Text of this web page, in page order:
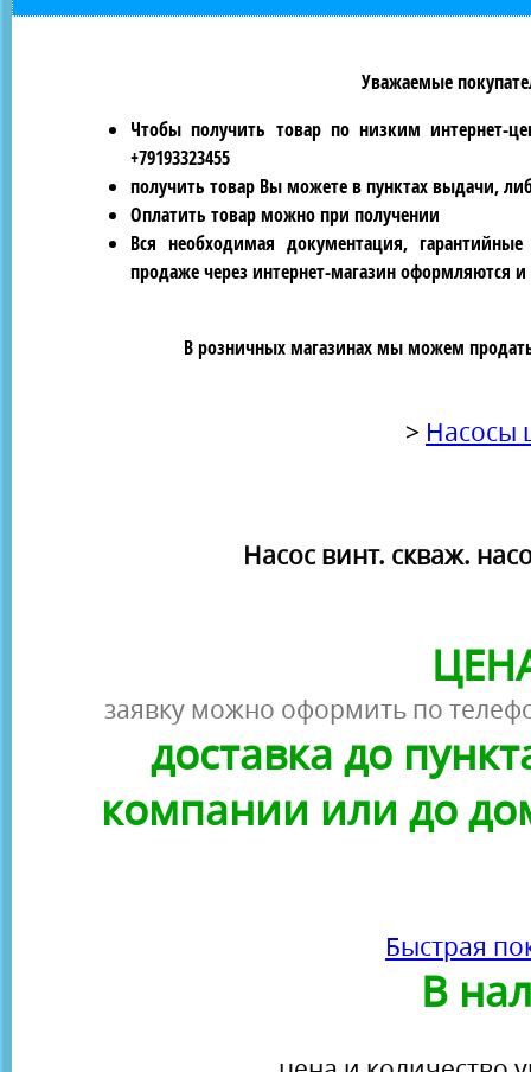
Уважаемые
Чтобы получить товар по низким интернет-
+79193323455
получить товар Вы можете в пунктах выдачи,
Оплатить товар можно при получении
Вся необходимая документация,
продаже через интернет-магазин оформляются
В розничных магазинах мы можем
> Насосы
Насос винт. скваж.
заявку можно оформить по
доставка до
компании или до
Быстрая
В